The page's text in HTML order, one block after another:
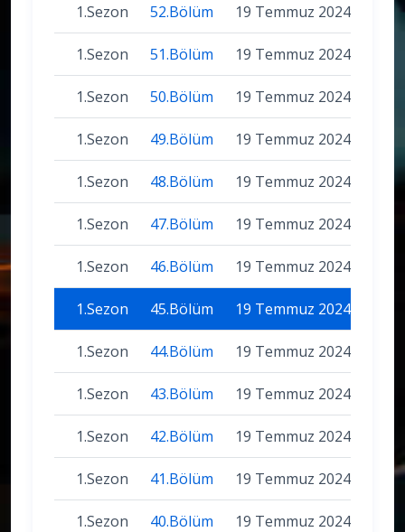
1.Sezon 52.Bölüm 19 Temmuz 2024
1.Sezon 51.Bölüm 19 Temmuz 2024
1.Sezon 50.Bölüm 19 Temmuz 2024
1.Sezon 49.Bölüm 19 Temmuz 2024
1.Sezon 48.Bölüm 19 Temmuz 2024
1.Sezon 47.Bölüm 19 Temmuz 2024
1.Sezon 46.Bölüm 19 Temmuz 2024
1.Sezon 45.Bölüm 19 Temmuz 2024
1.Sezon 44.Bölüm 19 Temmuz 2024
1.Sezon 43.Bölüm 19 Temmuz 2024
1.Sezon 42.Bölüm 19 Temmuz 2024
1.Sezon 41.Bölüm 19 Temmuz 2024
1.Sezon 40.Bölüm 19 Temmuz 2024